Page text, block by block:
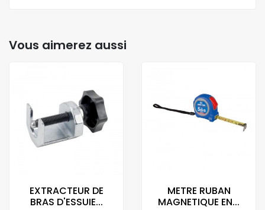
Vous aimerez aussi
EXTRACTEUR DE
BRAS D'ESSUIE...
METRE RUBAN
MAGNETIQUE EN...